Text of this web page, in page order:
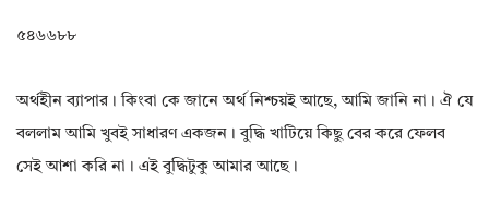
৫৪৬৬৮৮
অর্থহীন ব্যাপার। কিংবা কে জানে অৰ্থ নিশ্চয়ই আছে, আমি জানি না। ঐ যে
বললাম আমি খুবই সাধারণ একজন। বুদ্ধি খাটিয়ে কিছু বের করে ফেলব
সেই আশা করি না। এই বুদ্ধিটুকু আমার আছে।